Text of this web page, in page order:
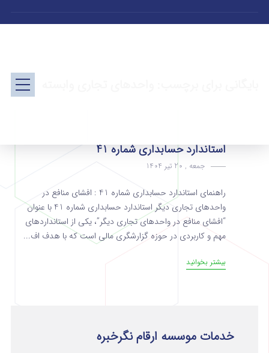
استاندارد حسابداری شماره 41
جمعه , 20 تیر 1404
راهنمای استاندارد حسابداری شماره 41 : افشای منافع در
واحدهای تجاری دیگر استاندارد حسابداری شماره 41 با عنوان
“افشای منافع در واحدهای تجاری دیگر”، یکی از استانداردهای
مهم و کاربردی در حوزه گزارشگری مالی است که با هدف اف...
بیشتر بخوانید
خدمات موسسه ارقام نگرخبره